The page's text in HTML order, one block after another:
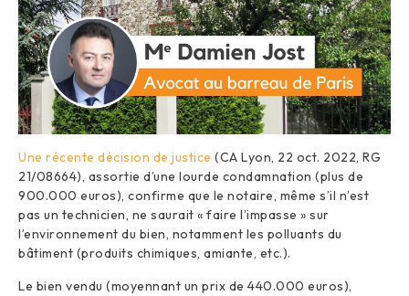
Une récente décision de justice (CA Lyon, 22 oct. 2022, RG
21/08664), assortie d’une lourde condamnation (plus de
900.000 euros), confirme que le notaire, même s’il n’est
pas un technicien, ne saurait « faire l’impasse » sur
l’environnement du bien, notamment les polluants du
bâtiment (produits chimiques, amiante, etc.).
Le bien vendu (moyennant un prix de 440.000 euros),